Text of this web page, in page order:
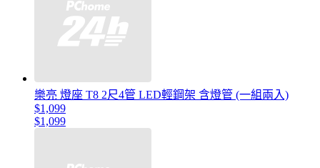
樂亮 燈座 T8 2尺4管 LED輕鋼架 含燈管 (一組兩入)
$1,099
$1,099